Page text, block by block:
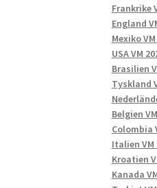
Frankrike
England
Mexiko
USA VM
Brasilien
Tyskland
Belgien
Colombia
Italien VM
Kroatien
Kanada